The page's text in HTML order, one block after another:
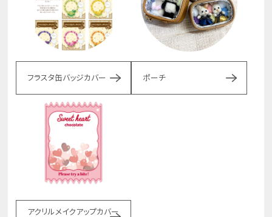
フラスタ缶バッジカバー ポーチ
アクリルメイクアップカバー